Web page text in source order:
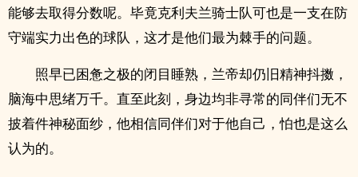
能够去取得分数呢。毕竟克利夫兰骑士队可也是一支在防
守端实力出色的球队，这才是他们最为棘手的问题。
照早已困惫之极的闭目睡熟，兰帝却仍旧精神抖擞，
脑海中思绪万千。直至此刻，身边均非寻常的同伴们无不
披着件神秘面纱，他相信同伴们对于他自己，怕也是这么
认为的。